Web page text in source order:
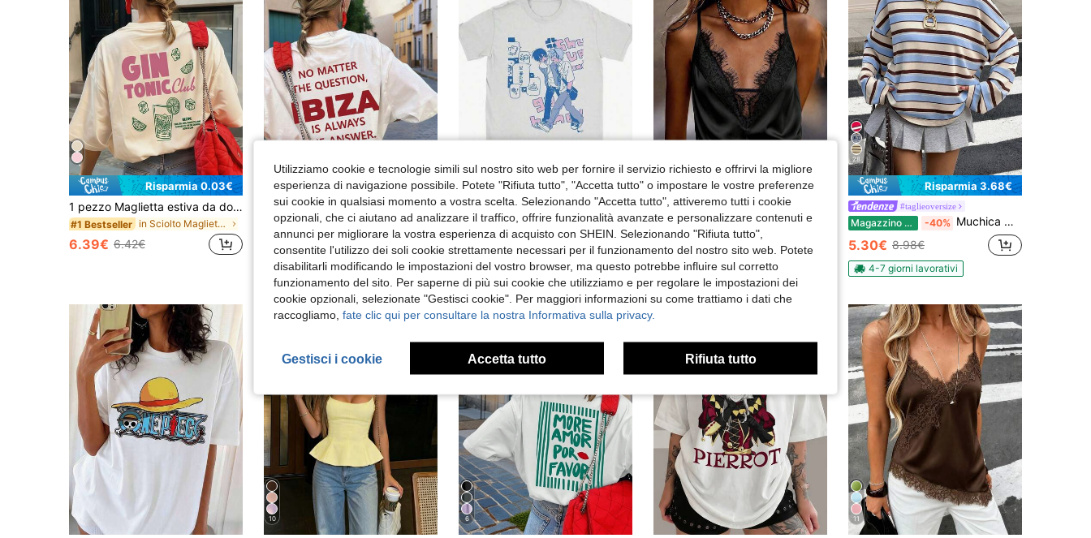
Risparmia 0.03€
1 pezzo Maglietta estiva da donna ampia a maniche corte, stampa bicchiere da cocktail Gin Tonic Club, cubetti di ghiaccio, fetta di lime, adatta per vacanze, ufficio, uscite, uso quotidiano, appuntamenti, feste, raduni, abbigliamento da strada. Maglietta da vacanza. Casual
#1 Bestseller in Sciolto Magliette casual basic
6.39€ 6.42€
Magazzino EU Nuova maglietta estiva minimalista con stampa a lettere, casual, girocollo, maniche corte, versatile e adatta alle donne, colore bianco
#2 Bestseller
in Sciolto Magliette casual basic
(100+)
#2 Bestseller
in Sciolto Magliette casual basic
(100+)
#2 Bestseller
in Sciolto Magliette casual basic
(100+)
#2 Bestseller
in Sciolto Magliette casual basic
(100+)
7.41€ 7.48€
4-7 giorni lavorativi
Magazzino EU -6% Maglietta con Grafica Alien Stage, Cotone Puro, Collo Tondo Vintage, Manica Corta, Top Estivo alla Moda e Ottimo Regalo
4.59€ 4.90€ 8.48€
28
Risparmia 3.68€
#taglieoversize
Magazzino EU -40% Muchica Maglietta a righe in maglia con spalle scoperte da donna, casual
5.30€ 8.98€
4-7 giorni lavorativi
10 6 11
Utilizziamo cookie e tecnologie simili sul nostro sito web per fornire il servizio richiesto e offrirvi la migliore
esperienza di navigazione possibile. Potete "Rifiuta tutto", "Accetta tutto" o impostare le vostre preferenze
sui cookie in qualsiasi momento a vostra scelta. Selezionando "Accetta tutto", attiveremo tutti i cookie
opzionali, che ci aiutano ad analizzare il traffico, offrire funzionalità avanzate e personalizzare contenuti e
annunci per migliorare la vostra esperienza di acquisto con SHEIN. Selezionando "Rifiuta tutto",
consentite l'utilizzo dei soli cookie strettamente necessari per il funzionamento del nostro sito web. Potete
disabilitarli modificando le impostazioni del vostro browser, ma questo potrebbe influire sul corretto
funzionamento del sito. Per saperne di più sui cookie che utilizziamo e per regolare le impostazioni dei
cookie opzionali, selezionate "Gestisci cookie". Per maggiori informazioni su come trattiamo i dati che
raccogliamo, fate clic qui per consultare la nostra Informativa sulla privacy.
Gestisci i cookie Accetta tutto Rifiuta tutto